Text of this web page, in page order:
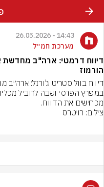
14:43 - 26.05.2026
מערכת חמ״ל
דיווח דרמטי: ארה"ב
הורמוז
מכחישים את הדיווח.
צילום: רויטרס